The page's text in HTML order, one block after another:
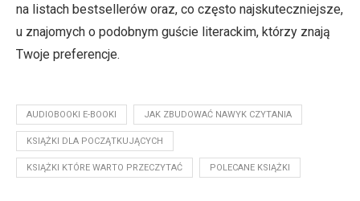
na listach bestsellerów oraz, co często najskuteczniejsze,
u znajomych o podobnym guście literackim, którzy znają
Twoje preferencje.
AUDIOBOOKI E-BOOKI JAK ZBUDOWAĆ NAWYK CZYTANIA
KSIĄŻKI DLA POCZĄTKUJĄCYCH
KSIĄŻKI KTÓRE WARTO PRZECZYTAĆ POLECANE KSIĄŻKI